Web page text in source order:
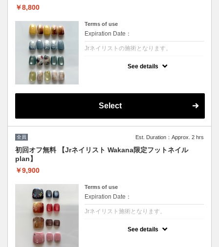
￥8,800
Terms of use
Expiration Date：
Jrネイリストの施術となります。
※他割引併用不可
See details
Select
全員 Est. Duration：Approx. 2 hrs
初回オフ無料 【Jrネイリスト Wakana限定フットネイル
plan】
￥9,900
Terms of use
Expiration Date：
Jrネイリスト施術となります。
See details